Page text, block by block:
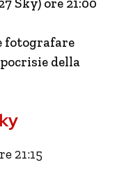
fotografare
della
21:15